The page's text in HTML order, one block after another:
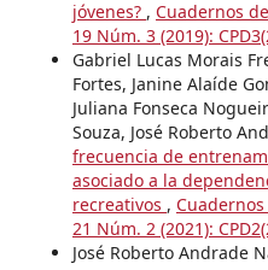
jóvenes? , Cuadernos
19 Núm. 3 (2019):
Gabriel Lucas Morais
Fortes, Janine Alaíde
Juliana Fonseca
Souza, José Roberto
frecuencia de
asociado a la
recreativos ,
21 Núm. 2 (2021):
José Roberto Andrade